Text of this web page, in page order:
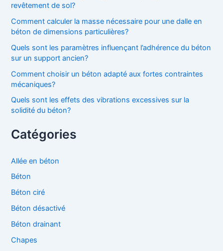
revêtement de sol?
Comment calculer la masse nécessaire pour une dalle en
béton de dimensions particulières?
Quels sont les paramètres influençant l’adhérence du béton
sur un support ancien?
Comment choisir un béton adapté aux fortes contraintes
mécaniques?
Quels sont les effets des vibrations excessives sur la
solidité du béton?
Catégories
Allée en béton
Béton
Béton ciré
Béton désactivé
Béton drainant
Chapes